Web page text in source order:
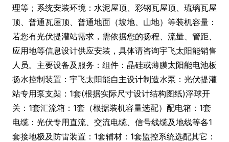
理等；系统安装环境：水泥屋顶、彩钢瓦屋顶、琉璃瓦屋
顶、普通瓦屋顶、普通地面（坡地、山地）等装机容量：
若您有光伏提灌站需求，需依据您的扬程、流量、管距、
应用地等信息设计供应安装，具体请咨询宇飞太阳能销售
人员。主要设备及服务：组件：晶硅或薄膜太阳能电池板
扬水控制装置：宇飞太阳能自主设计制造水泵：光伏提灌
站专用泵支架：1套(根据实际尺寸设计结构图纸)浮球开
关：1套汇流箱：1套（根据装机容量选配）配电箱：1套
电缆：光伏专用直流、交流电缆、信号线缆及地线等各1
套接地极及防雷装置：1套辅材：1套监控系统选配其它：